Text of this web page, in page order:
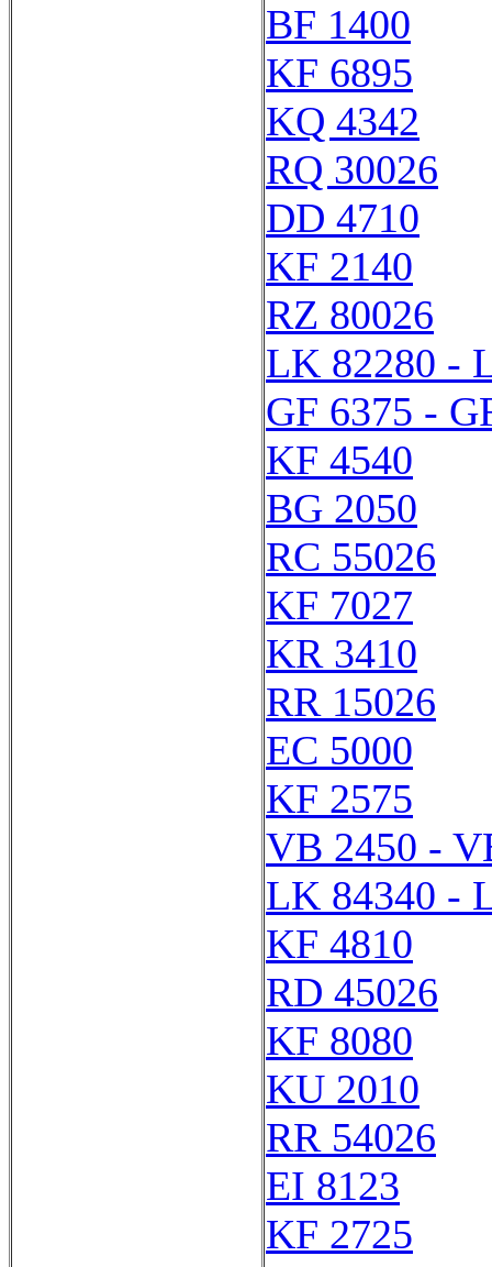
BF 1400
KF 6895
KQ 4342
RQ 30026
DD 4710
KF 2140
RZ 80026
LK 82280 -
GF 6375 -
KF 4540
BG 2050
RC 55026
KF 7027
KR 3410
RR 15026
EC 5000
KF 2575
VB 2450 -
LK 84340 -
KF 4810
RD 45026
KF 8080
KU 2010
RR 54026
EI 8123
KF 2725